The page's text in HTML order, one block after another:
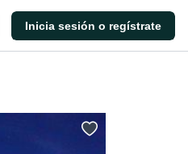
Inicia sesión o regístrate